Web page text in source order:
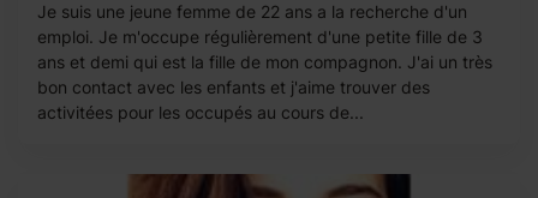
Je suis une jeune femme de 22 ans a la recherche d'un
emploi. Je m'occupe régulièrement d'une petite fille de 3
ans et demi qui est la fille de mon compagnon. J'ai un très
bon contact avec les enfants et j'aime trouver des
activitées pour les occupés au cours de...